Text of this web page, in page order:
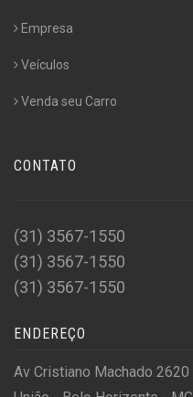
Empresa
Veículos
Venda seu Carro
CONTATO
(31) 3567-1550
(31) 3567-1550
(31) 3567-1550
ENDEREÇO
Av Cristiano Machado 2620